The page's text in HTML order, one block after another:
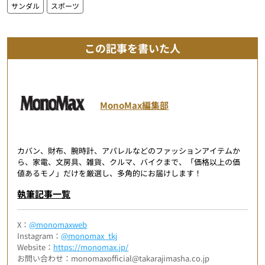
サンダル スポーツ
この記事を書いた人
MonoMax編集部
カバン、財布、腕時計、アパレルなどのファッションアイテムか
ら、家電、文房具、雑貨、クルマ、バイクまで、「価格以上の価
値あるモノ」だけを厳選し、多角的にお届けします！
執筆記事一覧
X：@monomaxweb
Instagram：@monomax_tkj
Website： https://monomax.jp/
お問い合わせ：monomaxofficial@takarajimasha.co.jp